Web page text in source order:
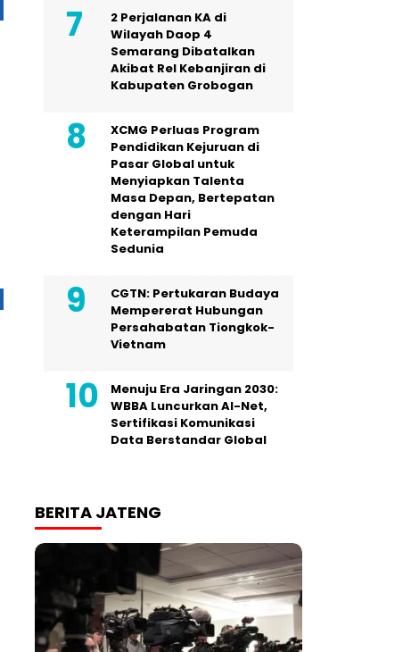
2 Perjalanan KA di
Wilayah Daop 4
Semarang Dibatalkan
Akibat Rel Kebanjiran di
Kabupaten Grobogan
XCMG Perluas Program
Pendidikan Kejuruan di
Pasar Global untuk
Menyiapkan Talenta
Masa Depan, Bertepatan
dengan Hari
Keterampilan Pemuda
Sedunia
CGTN: Pertukaran Budaya
Mempererat Hubungan
Persahabatan Tiongkok-
Vietnam
Menuju Era Jaringan 2030:
WBBA Luncurkan AI-Net,
Sertifikasi Komunikasi
Data Berstandar Global
BERITA JATENG